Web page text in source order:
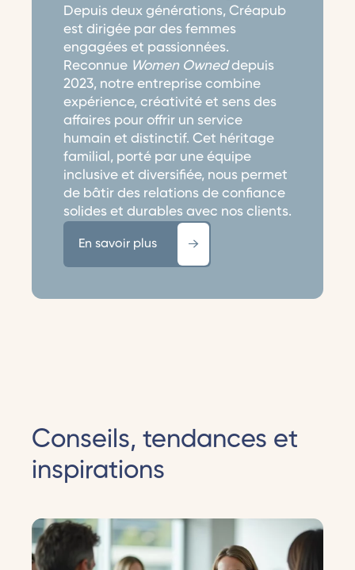
Depuis deux générations, Créapub
est dirigée par des femmes
engagées et passionnées.
Reconnue Women Owneddepuis
2023, notre entreprise combine
expérience, créativité et sens des
affaires pour offrir un service
humain et distinctif. Cet héritage
familial, porté par une équipe
inclusive et diversifiée, nous permet
de bâtir des relations de confiance
solides et durables avec nos clients.
En savoir plus
Conseils, tendances et
inspirations